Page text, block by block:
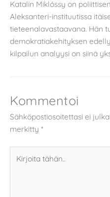
Katalin Miklóssy on
Aleksanteri-instituutissa
tieteenalavastaavana. Hän
demokratiakehityksen
kilpailun analyysi on siinä
Kommentoi
Sähköpostiosoitettasi ei
merkitty *
tähän..